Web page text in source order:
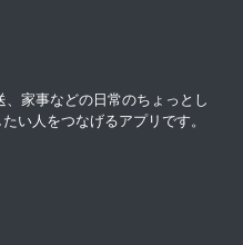
家事などの日常のちょっとし
い人をつなげるアプリです。